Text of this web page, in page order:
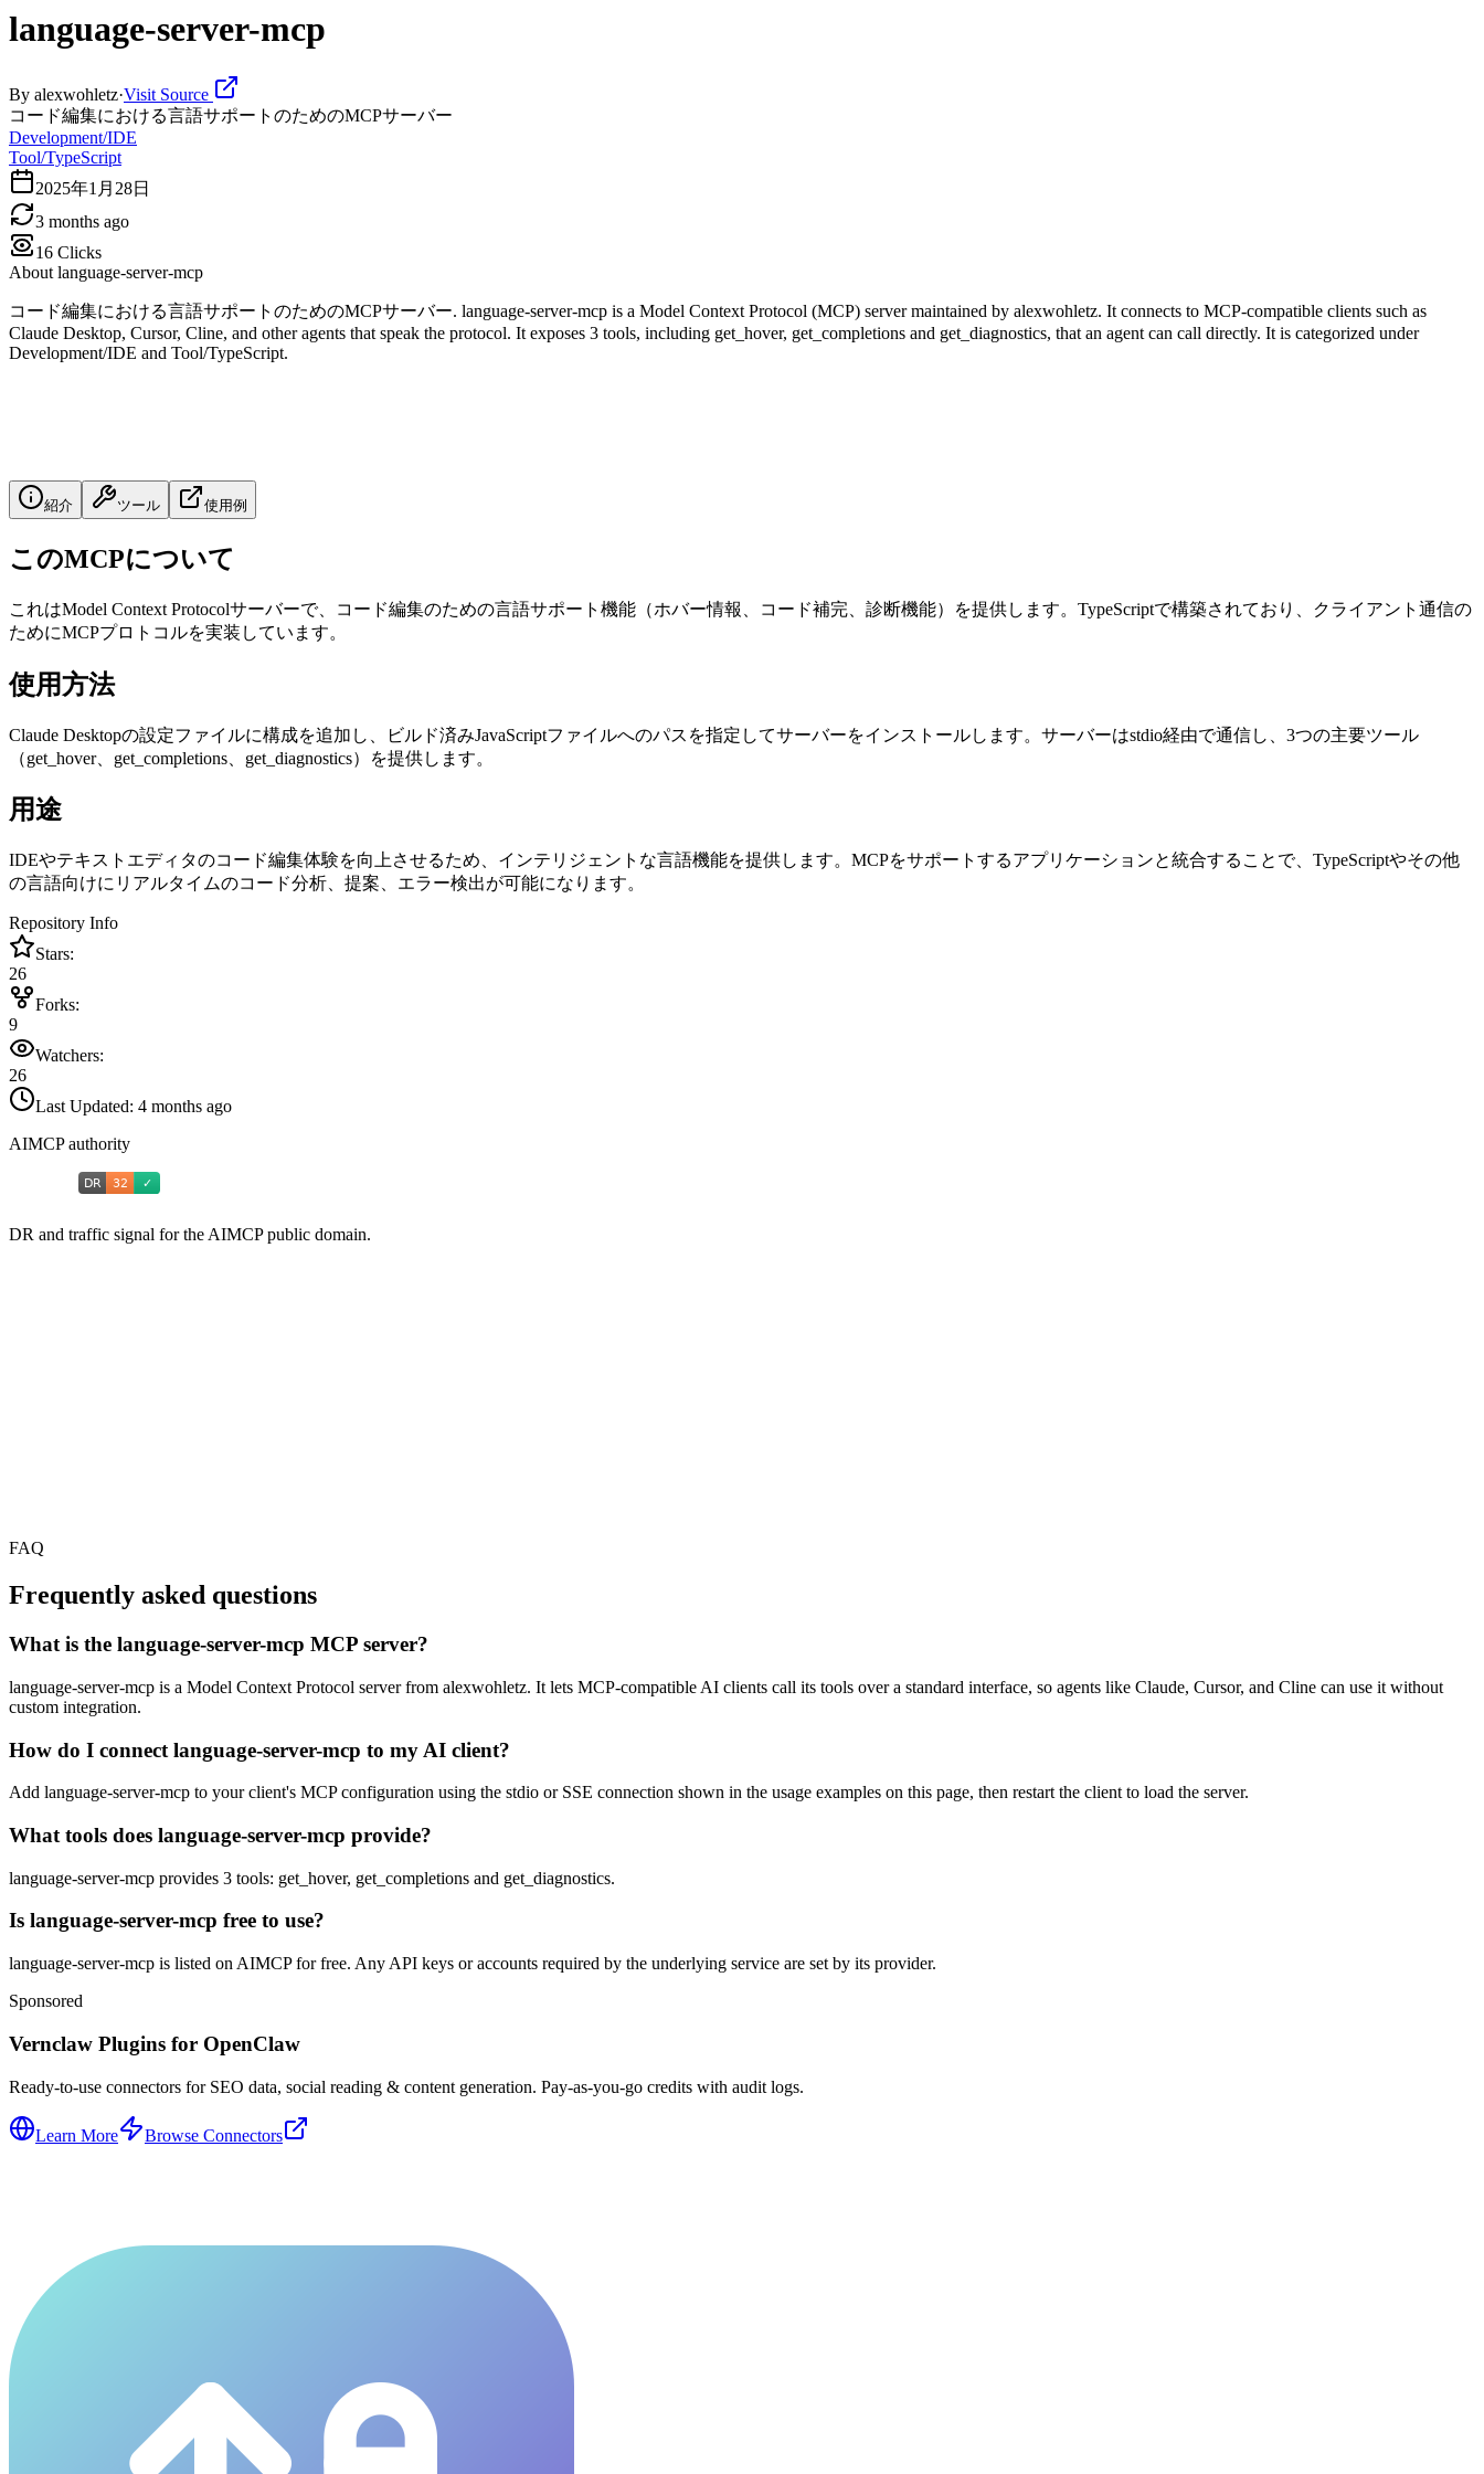
language-server-mcp
By alexwohletz·Visit Source
コード編集における言語サポートのためのMCPサーバー
Development/IDE
Tool/TypeScript
2025年1月28日
3 months ago
16 Clicks
About language-server-mcp
コード編集における言語サポートのためのMCPサーバー. language-server-mcp is a Model Context Protocol (MCP) server maintained by alexwohletz. It connects to MCP-compatible clients such as
Claude Desktop, Cursor, Cline, and other agents that speak the protocol. It exposes 3 tools, including get_hover, get_completions and get_diagnostics, that an agent can call directly. It is categorized under
Development/IDE and Tool/TypeScript.
紹介 ツール 使用例
このMCPについて
これはModel Context Protocolサーバーで、コード編集のための言語サポート機能（ホバー情報、コード補完、診断機能）を提供します。TypeScriptで構築されており、クライアント通信の
ためにMCPプロトコルを実装しています。
使用方法
Claude Desktopの設定ファイルに構成を追加し、ビルド済みJavaScriptファイルへのパスを指定してサーバーをインストールします。サーバーはstdio経由で通信し、3つの主要ツール
（get_hover、get_completions、get_diagnostics）を提供します。
用途
IDEやテキストエディタのコード編集体験を向上させるため、インテリジェントな言語機能を提供します。MCPをサポートするアプリケーションと統合することで、TypeScriptやその他
の言語向けにリアルタイムのコード分析、提案、エラー検出が可能になります。
Repository Info
Stars:
26
Forks:
9
Watchers:
26
Last Updated: 4 months ago
AIMCP authority
DR and traffic signal for the AIMCP public domain.
FAQ
Frequently asked questions
What is the language-server-mcp MCP server?
language-server-mcp is a Model Context Protocol server from alexwohletz. It lets MCP-compatible AI clients call its tools over a standard interface, so agents like Claude, Cursor, and Cline can use it without
custom integration.
How do I connect language-server-mcp to my AI client?
Add language-server-mcp to your client's MCP configuration using the stdio or SSE connection shown in the usage examples on this page, then restart the client to load the server.
What tools does language-server-mcp provide?
language-server-mcp provides 3 tools: get_hover, get_completions and get_diagnostics.
Is language-server-mcp free to use?
language-server-mcp is listed on AIMCP for free. Any API keys or accounts required by the underlying service are set by its provider.
Sponsored
Vernclaw Plugins for OpenClaw
Ready-to-use connectors for SEO data, social reading & content generation. Pay-as-you-go credits with audit logs.
Learn More Browse Connectors